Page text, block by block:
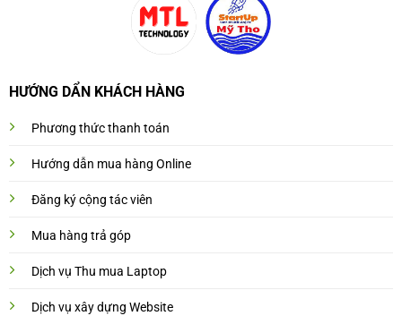
HƯỚNG DẨN KHÁCH HÀNG
Phương thức thanh toán
Hướng dẫn mua hàng Online
Đăng ký cộng tác viên
Mua hàng trả góp
Dịch vụ Thu mua Laptop
Dịch vụ xây dựng Website